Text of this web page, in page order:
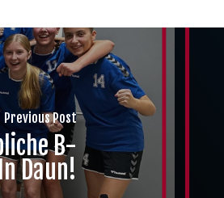
Previous Post
B-
Daun!